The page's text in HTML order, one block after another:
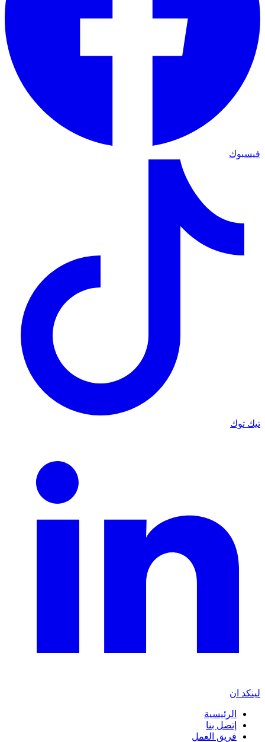
فيسبوك
تيك توك
لينكد ان
الرئيسية
إتصل بنا
فريق العمل